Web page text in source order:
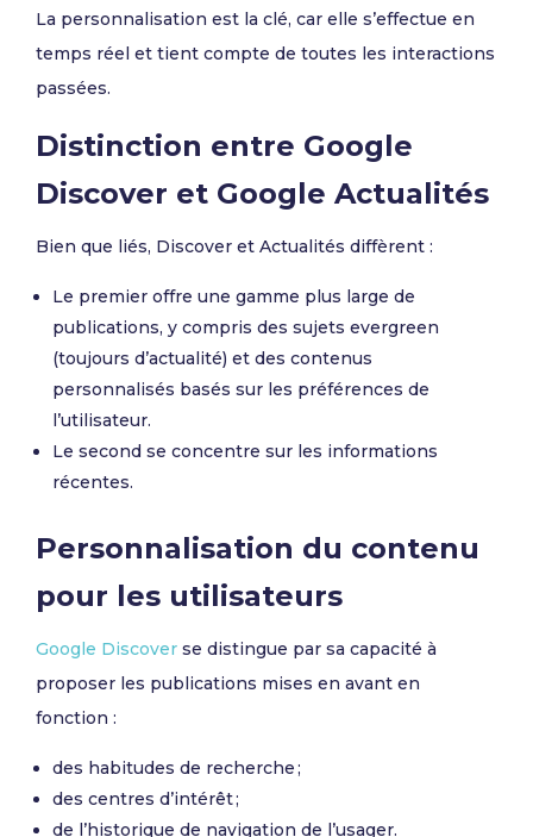
La personnalisation est la clé, car elle s’effectue en
temps réel et tient compte de toutes les interactions
passées.
Distinction entre Google
Discover et Google Actualités
Bien que liés, Discover et Actualités diffèrent :
Le premier offre une gamme plus large de
publications, y compris des sujets evergreen
(toujours d’actualité) et des contenus
personnalisés basés sur les préférences de
l’utilisateur.
Le second se concentre sur les informations
récentes.
Personnalisation du contenu
pour les utilisateurs
Google Discover se distingue par sa capacité à
proposer les publications mises en avant en
fonction :
des habitudes de recherche ;
des centres d’intérêt ;
de l’historique de navigation de l’usager.